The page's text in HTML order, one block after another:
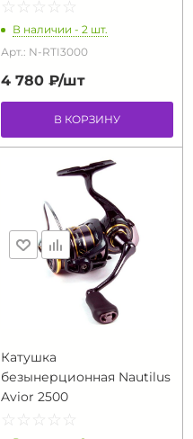
☆ ☆ ☆ ☆ ☆
★ ★ ★ ★ ★
В наличии - 2 шт.
Арт.: N-RTI3000
4 780 ₽/шт
В КОРЗИНУ
Катушка
безынерционная Nautilus
Avior 2500
☆ ☆ ☆ ☆ ☆
★ ★ ★ ★ ★